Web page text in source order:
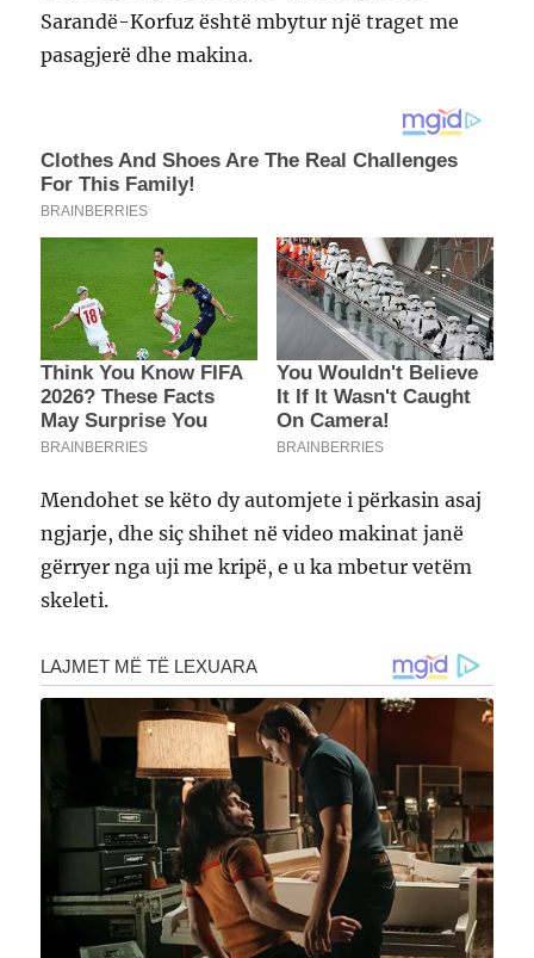
Sarandë-Korfuz është mbytur një traget me
pasagjerë dhe makina.
Mendohet se këto dy automjete i përkasin asaj
ngjarje, dhe siç shihet në video makinat janë
gërryer nga uji me kripë, e u ka mbetur vetëm
skeleti.